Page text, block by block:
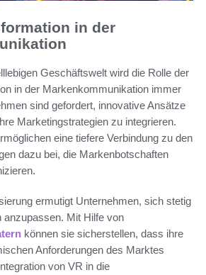
in der
Geschäftswelt wird die Rolle der
in der Markenkommunikation immer
sind gefordert, innovative Ansätze
Marketingstrategien zu integrieren.
eine tiefere Verbindung zu den
dazu bei, die Markenbotschaften
ermutigt Unternehmen, sich stetig
anzupassen. Mit Hilfe von
können sie sicherstellen, dass ihre
Anforderungen des Marktes
von VR in die